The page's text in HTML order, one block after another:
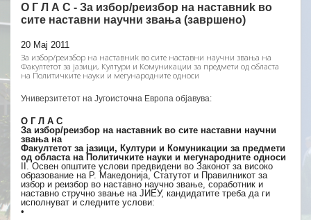
О Г Л А С - За избор/реизбор на наставниk во
сите наставни научни звањa (завршено)
20 Мај 2011
За избор/реизбор на наставниk во сите наставни научни звањa на
Факултетот за јазици, Култури и Комуникации за предмети од областа
на Политичките науки и мегународните односи
Универзитетот на Југоисточна Европа објавува:
О Г Л А С
За избор/реизбор на наставниk во сите наставни научни
звањa на
Факултетот за јазици, Култури и Комуникации за предмети
од областа на Политичките науки и мегународните односи
II. Освен општите услови предвидени во Законот за високо
образование на Р. Македонија, Статутот и Правилникот за
избор и реизбор во наставно научно звање, соработник и
наставно стручно звање на ЈИЕУ, кандидатите треба да ги
исполнуват и следните услови:
•